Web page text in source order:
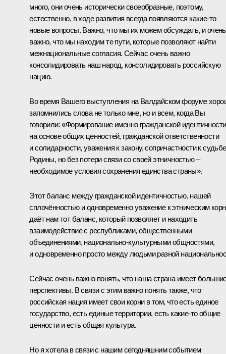
много, они очень исторически своеобразные, поэтому,
естественно, в ходе развития всегда появляются какие‑то
новые вопросы. Важно, что мы их можем обсуждать, и очень
важно, что мы находим те пути, которые позволяют найти
межнациональные согласия. Сейчас очень важно
консолидировать наш народ, консолидировать российскую
нацию.
Во время Вашего выступления на Валдайском форуме
запомнились слова не только мне, но и всем, когда Вы
говорили: «Формирование именно гражданской идентичности
на основе общих ценностей, гражданской ответственности
и солидарности, уважения к закону, сопричастности к судьбе
Родины, но без потери связи со своей этничностью ‒
необходимое условия сохранения единства страны».
Этот баланс между гражданской идентичностью, нашей
сплочённостью и одновременно уважение к этническим
даёт нам тот баланс, который позволяет и находить
взаимодействие с республиками, общественными
объединениями, национально-культурными общностями,
и одновременно просто между людьми разной
Сейчас очень важно понять, что наша страна имеет
перспективы. В связи с этим важно понять также, что
российская нация имеет свои корни в том, что есть единое
государство, есть единые территории, есть какие‑то общие
ценности и есть общая культура.
Но я хотела в связи с нашим сегодняшним событием